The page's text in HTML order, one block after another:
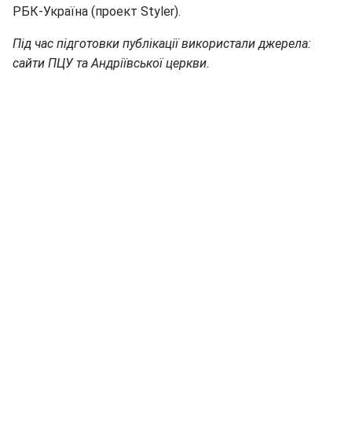
РБК-Україна (проект Styler).
Під час підготовки публікації використали джерела:
сайти ПЦУ та Андріївської церкви.